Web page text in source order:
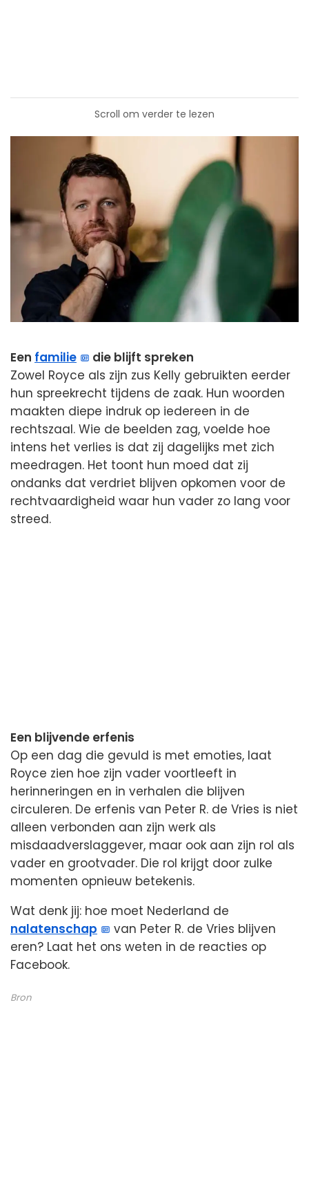
Scroll om verder te lezen
Een familie
die blijft spreken
Zowel Royce als zijn zus Kelly gebruikten eerder
hun spreekrecht tijdens de zaak. Hun woorden
maakten diepe indruk op iedereen in de
rechtszaal. Wie de beelden zag, voelde hoe
intens het verlies is dat zij dagelijks met zich
meedragen. Het toont hun moed dat zij
ondanks dat verdriet blijven opkomen voor de
rechtvaardigheid waar hun vader zo lang voor
streed.
Een blijvende erfenis
Op een dag die gevuld is met emoties, laat
Royce zien hoe zijn vader voortleeft in
herinneringen en in verhalen die blijven
circuleren. De erfenis van Peter R. de Vries is niet
alleen verbonden aan zijn werk als
misdaadverslaggever, maar ook aan zijn rol als
vader en grootvader. Die rol krijgt door zulke
momenten opnieuw betekenis.
Wat denk jij: hoe moet Nederland de
nalatenschap
van Peter R. de Vries blijven
eren? Laat het ons weten in de reacties op
Facebook.
Bron